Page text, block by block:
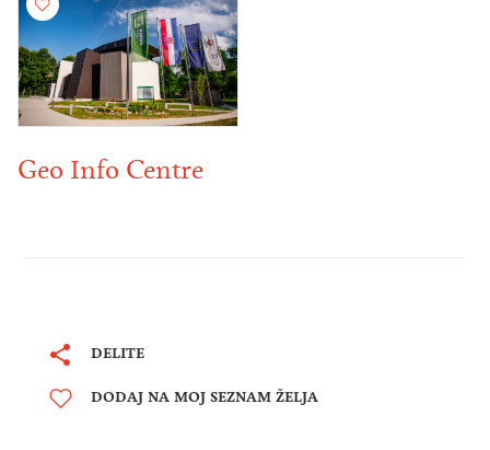
Geo Info Centre
DELITE
DODAJ NA MOJ SEZNAM ŽELJA